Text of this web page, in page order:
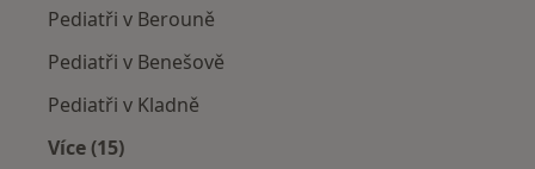
Pediatři v Berouně
Pediatři v Benešově
Pediatři v Kladně
Více (15)